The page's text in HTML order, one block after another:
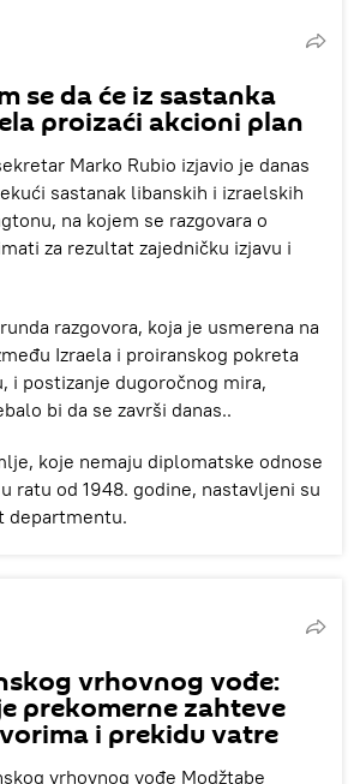
se da će iz sastanka
proizaći akcioni plan
Marko Rubio izjavio je danas
sastanak libanskih i izraelskih
na kojem se razgovara o
za rezultat zajedničku izjavu i
razgovora, koja je usmerena na
Izraela i proiranskog pokreta
i postizanje dugoročnog mira,
bi da se završi danas..
koje nemaju diplomatske odnose
ratu od 1948. godine, nastavljeni su
departmentu.
vrhovnog vođe:
prekomerne zahteve
i prekidu vatre
vrhovnog vođe Modžtabe